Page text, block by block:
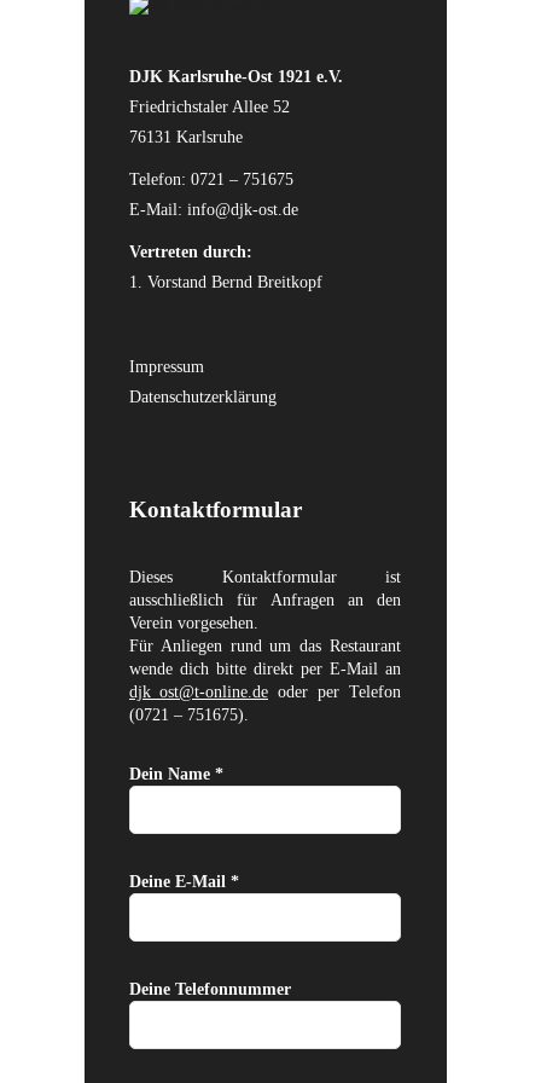
DJK Karlsruhe-Ost 1921 e.V.
Friedrichstaler Allee 52
76131 Karlsruhe
Telefon: 0721 – 751675
E-Mail: info@djk-ost.de
Vertreten durch:
1. Vorstand Bernd Breitkopf
Impressum
Datenschutzerklärung
Kontaktformular
Dieses Kontaktformular ist
ausschließlich für Anfragen an den
Verein vorgesehen.
Für Anliegen rund um das Restaurant
wende dich bitte direkt per E-Mail an
djk_ost@t-online.de oder per Telefon
(0721 – 751675).
Dein Name *
Deine E-Mail *
Deine Telefonnummer